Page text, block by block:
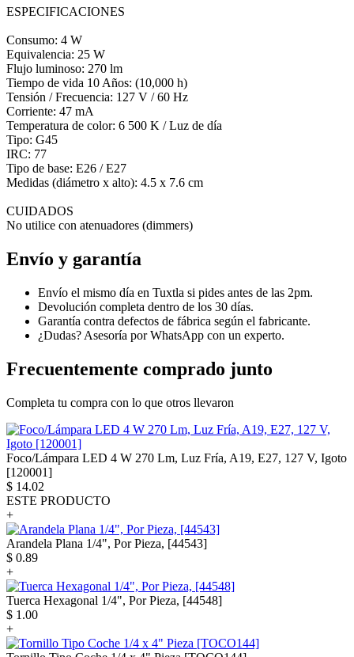
ESPECIFICACIONES
Consumo: 4 W
Equivalencia: 25 W
Flujo luminoso: 270 lm
Tiempo de vida 10 Años: (10,000 h)
Tensión / Frecuencia: 127 V / 60 Hz
Corriente: 47 mA
Temperatura de color: 6 500 K / Luz de día
Tipo: G45
IRC: 77
Tipo de base: E26 / E27
Medidas (diámetro x alto): 4.5 x 7.6 cm
CUIDADOS
No utilice con atenuadores (dimmers)
Envío y garantía
Envío el mismo día en Tuxtla si pides antes de las 2pm.
Devolución completa dentro de los 30 días.
Garantía contra defectos de fábrica según el fabricante.
¿Dudas? Asesoría por WhatsApp con un experto.
Frecuentemente comprado junto
Completa tu compra con lo que otros llevaron
Foco/Lámpara LED 4 W 270 Lm, Luz Fría, A19, E27, 127 V, Igoto
[120001]
$ 14.02
ESTE PRODUCTO
+
Arandela Plana 1/4", Por Pieza, [44543]
$ 0.89
+
Tuerca Hexagonal 1/4", Por Pieza, [44548]
$ 1.00
+